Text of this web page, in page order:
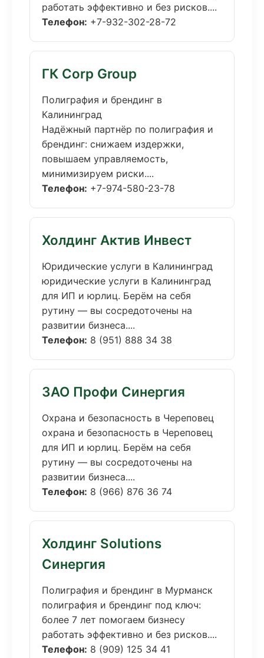
работать эффективно и без рисков....
Телефон: +7-932-302-28-72
ГК Corp Group
Полиграфия и брендинг в
Калининград
Надёжный партнёр по полиграфия и
брендинг: снижаем издержки,
повышаем управляемость,
минимизируем риски....
Телефон: +7-974-580-23-78
Холдинг Актив Инвест
Юридические услуги в Калининград
юридические услуги в Калининград
для ИП и юрлиц. Берём на себя
рутину — вы сосредоточены на
развитии бизнеса....
Телефон: 8 (951) 888 34 38
ЗАО Профи Синергия
Охрана и безопасность в Череповец
охрана и безопасность в Череповец
для ИП и юрлиц. Берём на себя
рутину — вы сосредоточены на
развитии бизнеса....
Телефон: 8 (966) 876 36 74
Холдинг Solutions
Синергия
Полиграфия и брендинг в Мурманск
полиграфия и брендинг под ключ:
более 7 лет помогаем бизнесу
работать эффективно и без рисков....
Телефон: 8 (909) 125 34 41